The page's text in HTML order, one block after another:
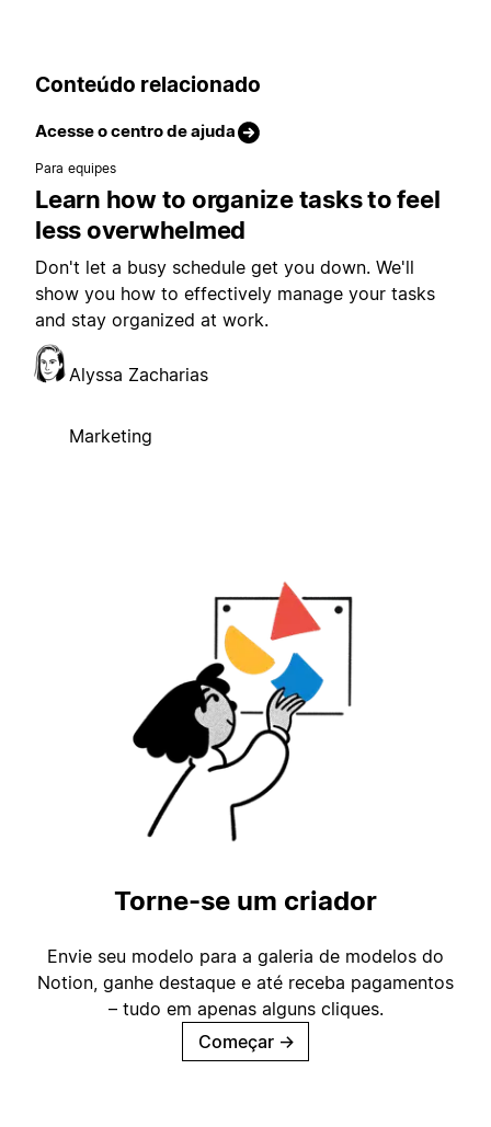
Conteúdo relacionado
Acesse o centro de ajuda
Para equipes
Learn how to organize tasks to feel
less overwhelmed
Don't let a busy schedule get you down. We'll
show you how to effectively manage your tasks
and stay organized at work.
Alyssa Zacharias
Marketing
Torne-se um criador
Envie seu modelo para a galeria de modelos do
Notion, ganhe destaque e até receba pagamentos
– tudo em apenas alguns cliques.
Começar →